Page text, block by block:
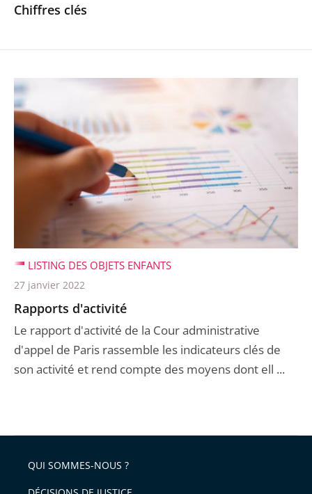
Chiffres clés
Rapports d'activité
Le rapport d'activité de la Cour administrative
d'appel de Paris rassemble les indicateurs clés de
son activité et rend compte des moyens dont ell ...
LISTING DES OBJETS ENFANTS
27 janvier 2022
QUI SOMMES-NOUS ?